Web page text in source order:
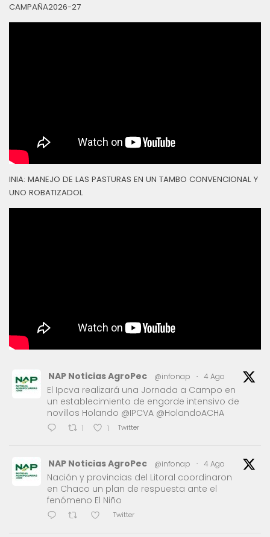
CAMPAÑA2026-27
INIA: MANEJO DE LAS PASTURAS EN UN TAMBO CONVENCIONAL Y
UNO ROBATIZADOL
NAP Noticias AgroPec @infonap · 4 Ago
El Ipcva realizará una Jornada a Campo en
un establecimiento de engorde intensivo de
novillos Holando @IPCVA @HolandoACHA
1 1 Twitter
NAP Noticias AgroPec @infonap · 4 Ago
Nación y provincias del Litoral coordinaron
en Chaco un plan de respuesta ante el
fenómeno El Niño
Twitter